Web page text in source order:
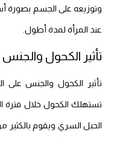
وتوزيعه على الجسم بصورة
عند المرأة لمدة أطول.
تأثير الكحول والجنس
تأثير الكحول والجنس على
تستهلك الكحول خلال
الحبل السري ويقوم